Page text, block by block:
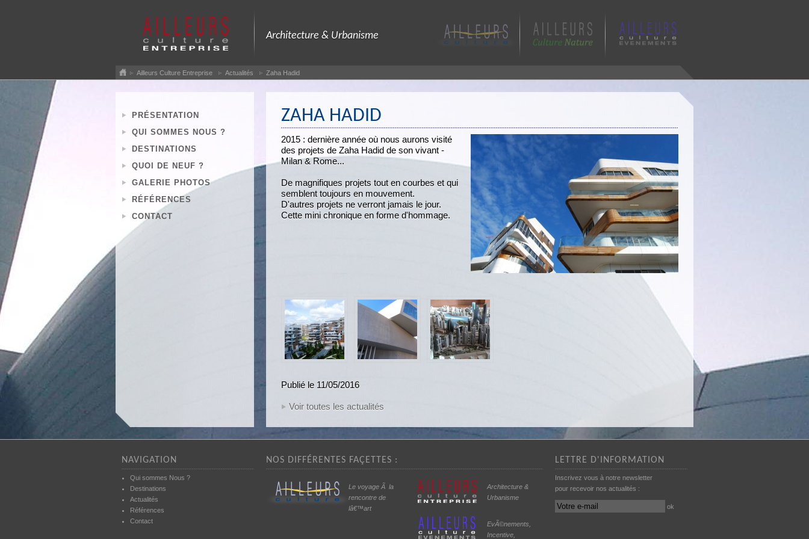
Architecture & Urbanisme
Ailleurs Culture Entreprise Actualités Zaha Hadid
PRÉSENTATION
QUI SOMMES NOUS ?
DESTINATIONS
QUOI DE NEUF ?
GALERIE PHOTOS
RÉFÉRENCES
CONTACT
ZAHA HADID
2015 : dernière année où nous aurons visité
des projets de Zaha Hadid de son vivant -
Milan & Rome...
De magnifiques projets tout en courbes et qui
semblent toujours en mouvement.
D'autres projets ne verront jamais le jour.
Cette mini chronique en forme d'hommage.
Publié le 11/05/2016
Voir toutes les actualités
NAVIGATION
Qui sommes Nous ?
Destinations
Actualités
Références
Contact
NOS DIFFÉRENTES FAÇETTES :
Le voyage Ã la
rencontre de
lâ€™art
Architecture &
Urbanisme
EvÃ©nements,
Incentive,
LETTRE D'INFORMATION
Inscrivez vous à notre newsletter
pour recevoir nos actualités :
ok